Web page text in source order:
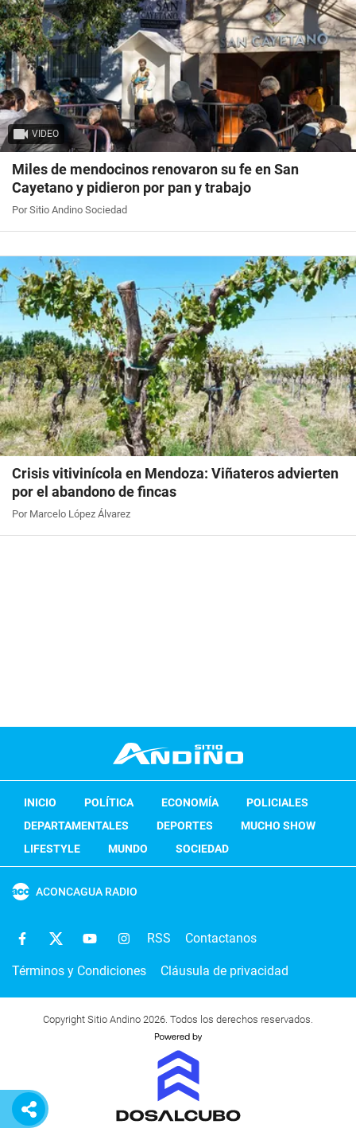
VIDEO
Miles de mendocinos renovaron su fe en San
Cayetano y pidieron por pan y trabajo
Por Sitio Andino Sociedad
Crisis vitivinícola en Mendoza: Viñateros advierten
por el abandono de fincas
Por Marcelo López Álvarez
INICIO POLÍTICA ECONOMÍA
POLICIALES
DEPARTAMENTALES
DEPORTES
MUCHO SHOW
LIFESTYLE
MUNDO SOCIEDAD
ACONCAGUA RADIO
RSS Contactanos
Términos y Condiciones Cláusula de privacidad
Copyright Sitio Andino 2026. Todos los derechos reservados.